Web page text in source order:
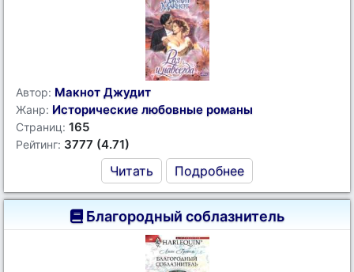
Автор: Макнот Джудит
Жанр: Исторические любовные романы
Страниц: 165
Рейтинг: 3777 (4.71)
Читать Подробнее
Благородный соблазнитель